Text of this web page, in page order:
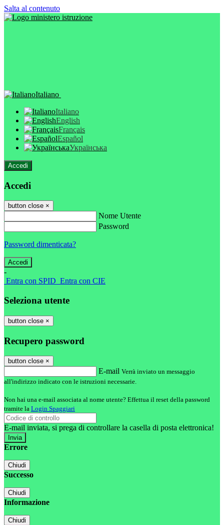
Salta al contenuto
Italiano
Italiano
English
Français
Español
Українська
Accedi
Accedi
button close ×
Nome Utente
Password
Password dimenticata?
-
Entra con SPID Entra con CIE
Seleziona utente
button close ×
Recupero password
button close ×
E-mail Verrà inviato un messaggio
all'indirizzo indicato con le istruzioni necessarie.
Non hai una e-mail associata al nome utente? Effettua il reset della password
tramite la Login Spaggiari
E-mail inviata, si prega di controllare la casella di posta elettronica!
Errore
Chiudi
Successo
Chiudi
Informazione
Chiudi